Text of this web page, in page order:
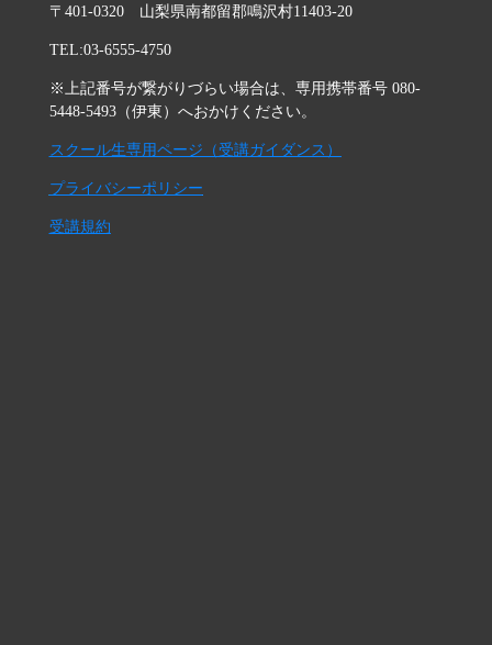
〒401-0320 山梨県南都留郡鳴沢村11403-20
TEL:03-6555-4750
※上記番号が繋がりづらい場合は、専用携帯番号 080-
5448-5493（伊東）へおかけください。
スクール生専用ページ（受講ガイダンス）
プライバシーポリシー
受講規約